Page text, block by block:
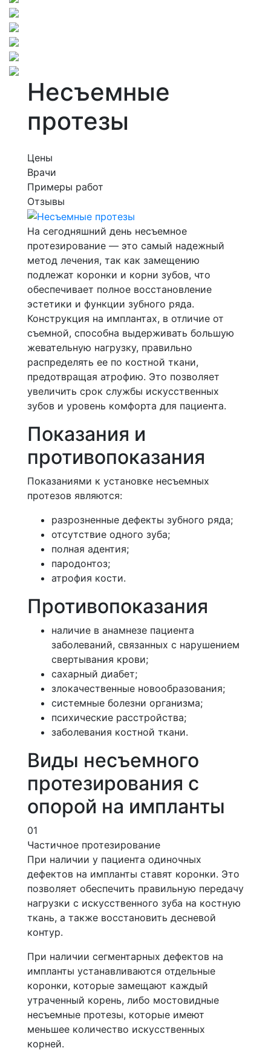
Несъемные
протезы
Цены
Врачи
Примеры работ
Отзывы
На сегодняшний день несъемное
протезирование — это самый надежный
метод лечения, так как замещению
подлежат коронки и корни зубов, что
обеспечивает полное восстановление
эстетики и функции зубного ряда.
Конструкция на имплантах, в отличие от
съемной, способна выдерживать большую
жевательную нагрузку, правильно
распределять ее по костной ткани,
предотвращая атрофию. Это позволяет
увеличить срок службы искусственных
зубов и уровень комфорта для пациента.
Показания и
противопоказания
Показаниями к установке несъемных
протезов являются:
разрозненные дефекты зубного ряда;
отсутствие одного зуба;
полная адентия;
пародонтоз;
атрофия кости.
Противопоказания
наличие в анамнезе пациента
заболеваний, связанных с нарушением
свертывания крови;
сахарный диабет;
злокачественные новообразования;
системные болезни организма;
психические расстройства;
заболевания костной ткани.
Виды несъемного
протезирования с
опорой на импланты
01
Частичное протезирование
При наличии у пациента одиночных
дефектов на импланты ставят коронки. Это
позволяет обеспечить правильную передачу
нагрузки с искусственного зуба на костную
ткань, а также восстановить десневой
контур.
При наличии сегментарных дефектов на
импланты устанавливаются отдельные
коронки, которые замещают каждый
утраченный корень, либо мостовидные
несъемные протезы, которые имеют
меньшее количество искусственных
корней.